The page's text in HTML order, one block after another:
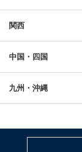
関西
中国・四国
九州・沖縄